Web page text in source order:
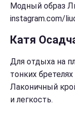
Модный образ
instagram.com/
Катя
Для отдыха на
тонких
Лаконичный
и легкость.